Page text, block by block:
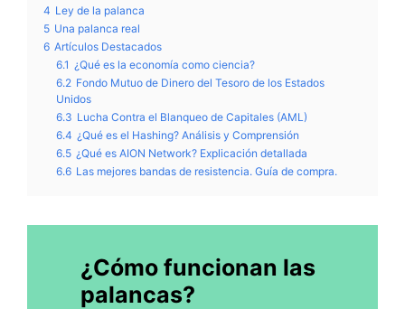
4 Ley de la palanca
5 Una palanca real
6 Artículos Destacados
6.1 ¿Qué es la economía como ciencia?
6.2 Fondo Mutuo de Dinero del Tesoro de los Estados
Unidos
6.3 Lucha Contra el Blanqueo de Capitales (AML)
6.4 ¿Qué es el Hashing? Análisis y Comprensión
6.5 ¿Qué es AION Network? Explicación detallada
6.6 Las mejores bandas de resistencia. Guía de compra.
¿Cómo funcionan las
palancas?